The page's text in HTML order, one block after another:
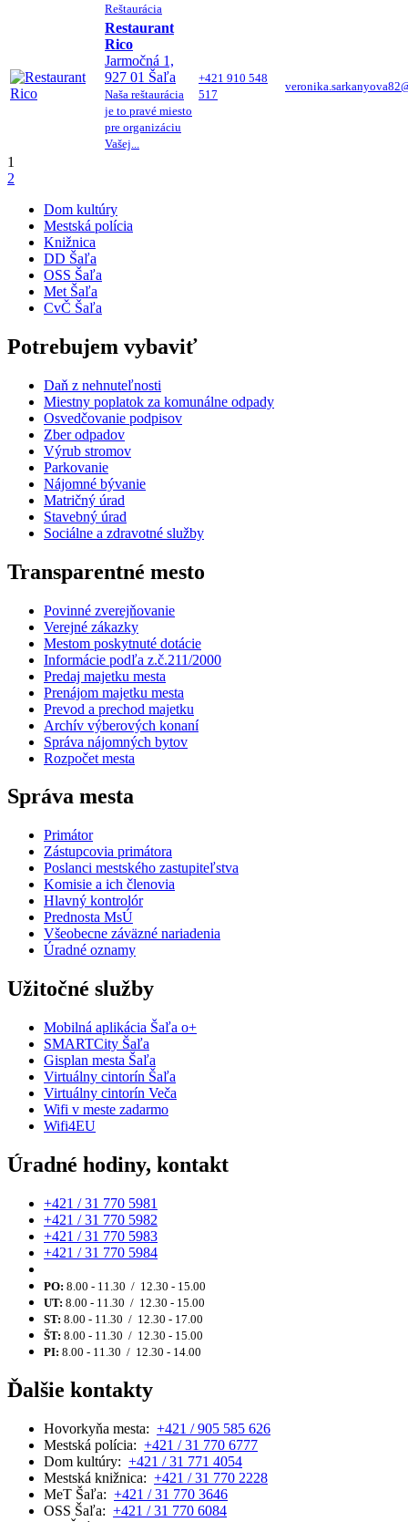
Reštaurácia
Restaurant
Rico
Jarmočná 1,
927 01 Šaľa
Naša reštaurácia
je to pravé miesto
pre organizáciu
Vašej...
+421 910 548
517
1
2
Dom kultúry
Mestská polícia
Knižnica
DD Šaľa
OSS Šaľa
Met Šaľa
CvČ Šaľa
Potrebujem vybaviť
Daň z nehnuteľnosti
Miestny poplatok za komunálne odpady
Osvedčovanie podpisov
Zber odpadov
Výrub stromov
Parkovanie
Nájomné bývanie
Matričný úrad
Stavebný úrad
Sociálne a zdravotné služby
Transparentné mesto
Povinné zverejňovanie
Verejné zákazky
Mestom poskytnuté dotácie
Informácie podľa z.č.211/2000
Predaj majetku mesta
Prenájom majetku mesta
Prevod a prechod majetku
Archív výberových konaní
Správa nájomných bytov
Rozpočet mesta
Správa mesta
Primátor
Zástupcovia primátora
Poslanci mestského zastupiteľstva
Komisie a ich členovia
Hlavný kontrolór
Prednosta MsÚ
Všeobecne záväzné nariadenia
Úradné oznamy
Užitočné služby
Mobilná aplikácia Šaľa o+
SMARTCity Šaľa
Gisplan mesta Šaľa
Virtuálny cintorín Šaľa
Virtuálny cintorín Veča
Wifi v meste zadarmo
Wifi4EU
Úradné hodiny, kontakt
+421 / 31 770 5981
+421 / 31 770 5982
+421 / 31 770 5983
+421 / 31 770 5984
PO: 8.00 - 11.30 / 12.30 - 15.00
UT: 8.00 - 11.30 / 12.30 - 15.00
ST: 8.00 - 11.30 / 12.30 - 17.00
ŠT: 8.00 - 11.30 / 12.30 - 15.00
PI: 8.00 - 11.30 / 12.30 - 14.00
Ďalšie kontakty
Hovorkyňa mesta: +421 / 905 585 626
Mestská polícia: +421 / 31 770 6777
Dom kultúry: +421 / 31 771 4054
Mestská knižnica: +421 / 31 770 2228
MeT Šaľa: +421 / 31 770 3646
OSS Šaľa: +421 / 31 770 6084